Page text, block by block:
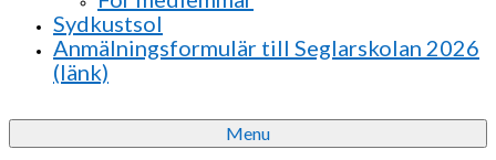
Sydkustsol
Anmälningsformulär till Seglarskolan 2026
(länk)
Menu